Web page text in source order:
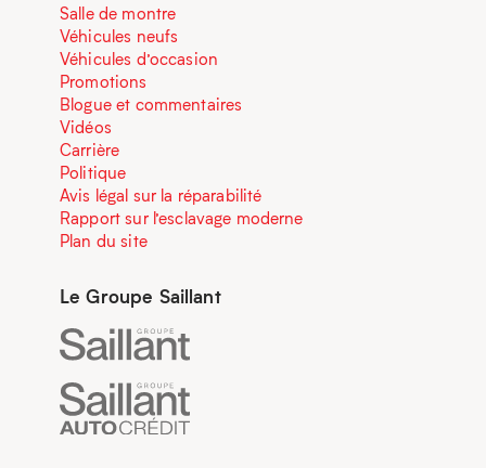
Salle de montre
Véhicules neufs
Véhicules d’occasion
Promotions
Blogue et commentaires
Vidéos
Carrière
Politique
Avis légal sur la réparabilité
Rapport sur l’esclavage moderne
Plan du site
Le Groupe Saillant